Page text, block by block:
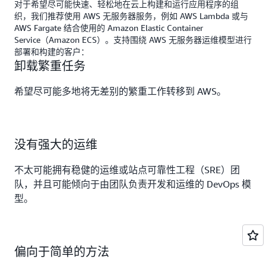
对于希望尽可能快速、轻松地在云上构建和运行应用程序的组
织，我们推荐使用 AWS 无服务器服务，例如 AWS Lambda 或与
AWS Fargate 结合使用的 Amazon Elastic Container
Service（Amazon ECS）。支持围绕 AWS 无服务器运维模型进行
部署和构建的客户：
卸载繁重任务
希望尽可能多地将无差别的繁重工作转移到 AWS。
没有强大的运维
不太可能拥有稳健的运维或站点可靠性工程（SRE）团
队，并且可能倾向于由团队负责开发和运维的 DevOps 模
型。
偏向于简单的方法